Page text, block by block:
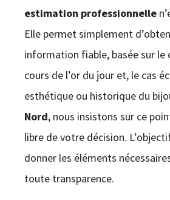
estimation professionnelle
Elle permet simplement
information fiable, basée sur le
cours de l’or du jour et, le cas
esthétique ou historique du
Nord, nous insistons sur ce
libre de votre décision.
donner les éléments
toute transparence.